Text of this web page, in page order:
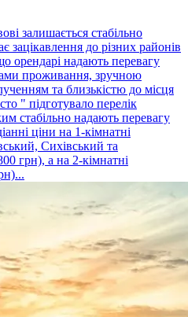
залишається стабільно
зацікавлення до різних районів
орендарі надають перевагу
проживання, зручною
та близькістю до місця
" підготувало перелік
стабільно надають перевагу
ціни на 1-кімнатні
Сихівський та
грн), а на 2-кімнатні